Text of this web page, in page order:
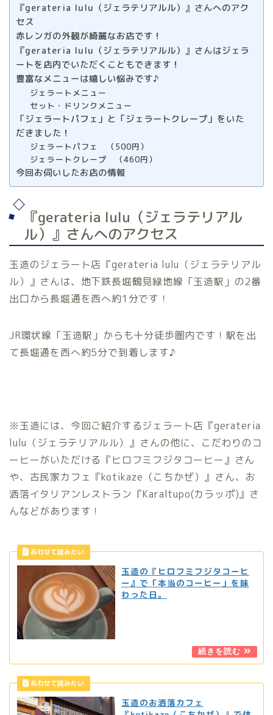
『gerateria lulu（ジェラテリアルル）』さんへのアク
セス
赤レンガの外観が綺麗なお店です！
『gerateria lulu（ジェラテリアルル）』さんはジェラ
ートを店内でいただくこともできます！
豊富なメニューは嬉しい悩みです♪
ジェラートメニュー
セット・ドリンクメニュー
「ジェラートパフェ」と「ジェラートクレープ」をいた
だきました！
ジェラートパフェ （500円）
ジェラートクレープ （460円）
今回お伺いしたお店の情報
『gerateria lulu（ジェラテリアル
ル）』さんへのアクセス
玉造のジェラート店『gerateria lulu（ジェラテリアル
ル）』さんは、地下鉄長堀鶴見緑地線「玉造駅」の2番
出口から長堀通を西へ約1分です！
JR環状線「玉造駅」からも十分徒歩圏内です！駅を出
て長堀通を西へ約5分で到着します♪
※玉造には、今回ご紹介するジェラート店『gerateria
lulu（ジェラテリアルル）』さんの他に、こだわりのコ
ーヒーがいただける『ヒロフミフジタコーヒー』さん
や、古民家カフェ『kotikaze（こちかぜ）』さん、お
洒落イタリアンレストラン『Karaltupo(カラッポ)』さ
んなどがあります！
玉造の『ヒロフミフジタコーヒ
ー』で「本当のコーヒー」を味
わった日。
玉造のお洒落カフェ